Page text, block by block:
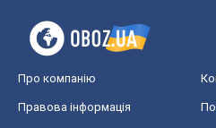
Про компанію
Правова інформація